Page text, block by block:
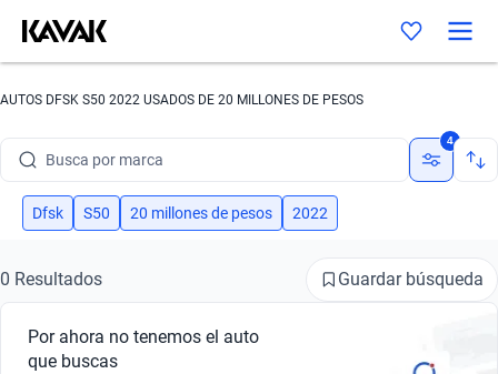
AUTOS DFSK S50 2022 USADOS DE 20 MILLONES DE PESOS
Busca por marca
Busca por modelo
Busca por año
Busca por marca
4
Dfsk S50 20 millones de pesos 2022
0 Resultados Guardar búsqueda
Por ahora no tenemos el auto
que buscas